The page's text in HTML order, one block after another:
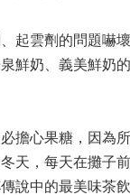
起雲劑的問題嚇
鮮奶、義美鮮奶
擔心果糖，因為
天，每天在攤子
說中的最美味茶飲